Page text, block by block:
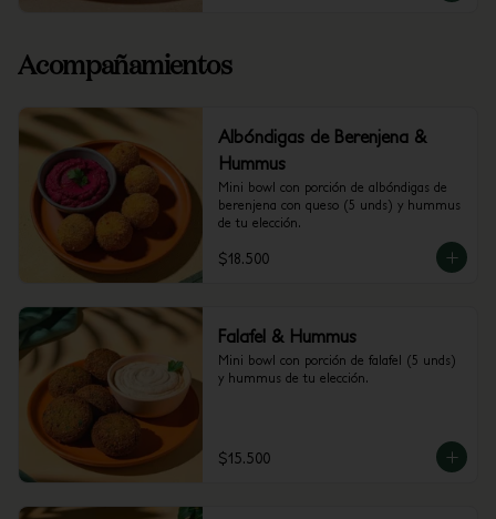
Acompañamientos
Albóndigas de Berenjena &
Hummus
Mini bowl con porción de albóndigas de
berenjena con queso (5 unds) y hummus
de tu elección.
$18.500
Falafel & Hummus
Mini bowl con porción de falafel (5 unds)
y hummus de tu elección.
$15.500